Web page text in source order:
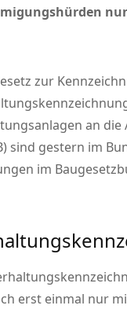
zur
an
sind gestern im
im
erst einmal nur